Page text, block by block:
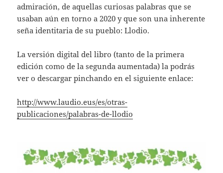
admiración, de aquellas curiosas palabras que se
usaban aún en torno a 2020 y que son una inherente
seña identitaria de su pueblo: Llodio.
La versión digital del libro (tanto de la primera
edición como de la segunda aumentada) la podrás
ver o descargar pinchando en el siguiente enlace:
http://www.laudio.eus/es/otras-
publicaciones/palabras-de-llodio